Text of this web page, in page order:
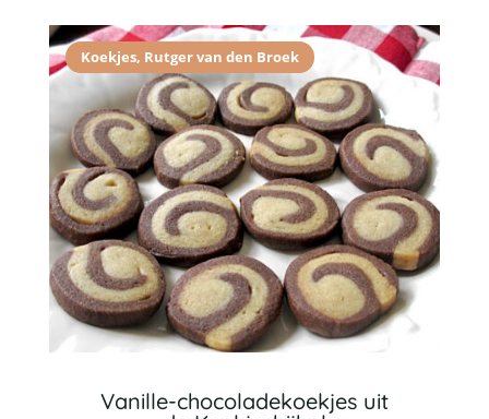
Koekjes, Rutger van den Broek
Vanille-chocoladekoekjes uit